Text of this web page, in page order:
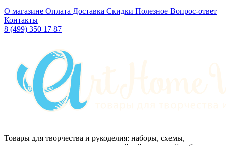
О магазине Оплата Доставка Скидки Полезное Вопрос-ответ
Контакты
8 (499) 350 17 87
Товары для творчества и рукоделия: наборы, схемы,